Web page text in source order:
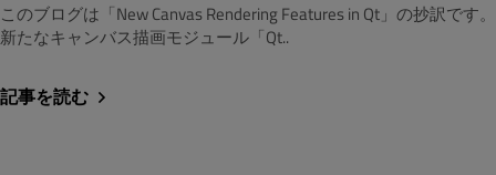
このブログは「New Canvas Rendering Features in Qt」の抄訳です。
新たなキャンバス描画モジュール「Qt..
記事を読む